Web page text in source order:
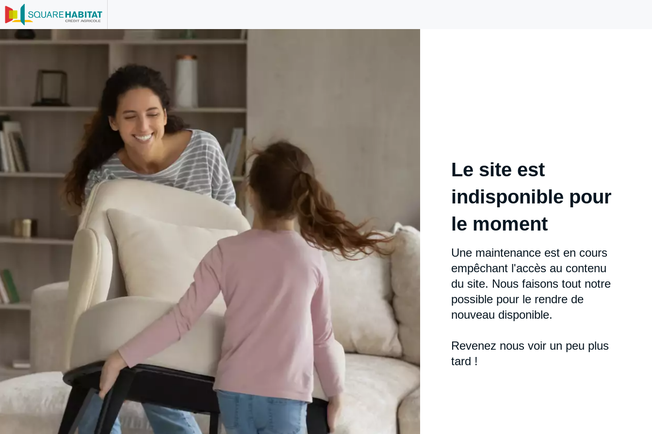
Le site est
indisponible pour
le moment
Une maintenance est en cours
empêchant l'accès au contenu
du site. Nous faisons tout notre
possible pour le rendre de
nouveau disponible.
Revenez nous voir un peu plus
tard !